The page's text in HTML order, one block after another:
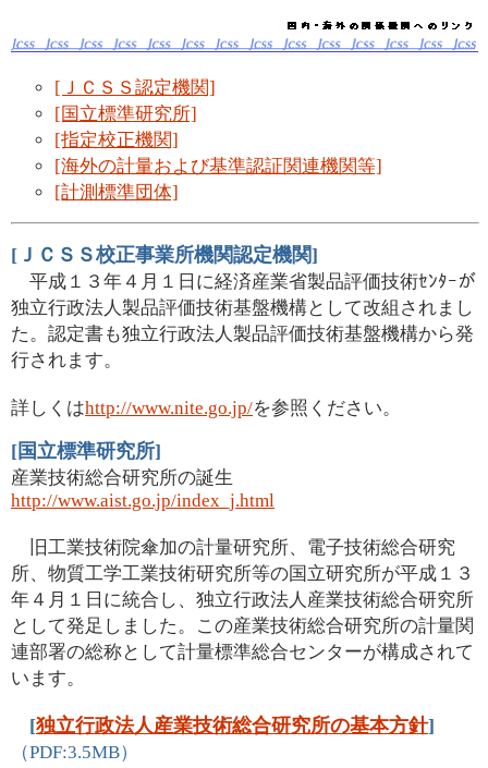
[ＪＣＳＳ認定機関]
[国立標準研究所]
[指定校正機関]
[海外の計量および基準認証関連機関等]
[計測標準団体]
[ＪＣＳＳ校正事業所機関認定機関]
平成１３年４月１日に経済産業省製品評価技術ｾﾝﾀｰが
独立行政法人製品評価技術基盤機構として改組されまし
た。認定書も独立行政法人製品評価技術基盤機構から発
行されます。
詳しくはhttp://www.nite.go.jp/を参照ください。
[国立標準研究所]
産業技術総合研究所の誕生
http://www.aist.go.jp/index_j.html
旧工業技術院傘加の計量研究所、電子技術総合研究
所、物質工学工業技術研究所等の国立研究所が平成１３
年４月１日に統合し、独立行政法人産業技術総合研究所
として発足しました。この産業技術総合研究所の計量関
連部署の総称として計量標準総合センターが構成されて
います。
[独立行政法人産業技術総合研究所の基本方針]
（PDF:3.5MB）